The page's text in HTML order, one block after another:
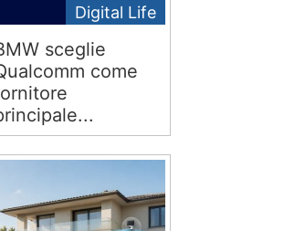
Digital Life
sceglie
come